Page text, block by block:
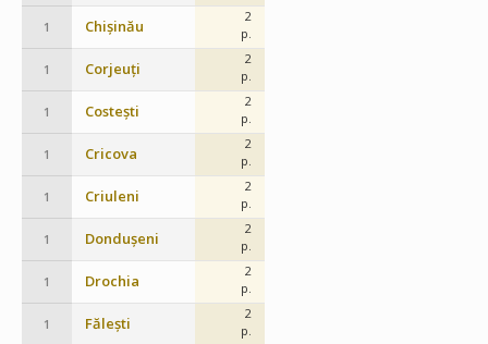
1 Chișinău
2
p.
1 Corjeuți
2
p.
1 Costești
2
p.
1 Cricova
2
p.
1 Criuleni
2
p.
1 Dondușeni
2
p.
1 Drochia
2
p.
1 Fălești
2
p.